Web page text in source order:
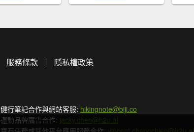
服務條款 隱私權政策
健行筆記合作與網站客服: hikingnote@biji.co
運動品牌廣告合作: jacky.chen@h2u.ai